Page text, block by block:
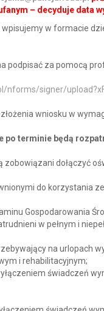
– decyduje data
wpisujemy w formacie
podpisać za pomocą
nforms/signer/
wniosku w
po terminie będą
zobowiązani dołączyć
do korzystania
Gospodarowania
w pełnym i
na urlopach
i rehabilitacyjnym;
świadczeń